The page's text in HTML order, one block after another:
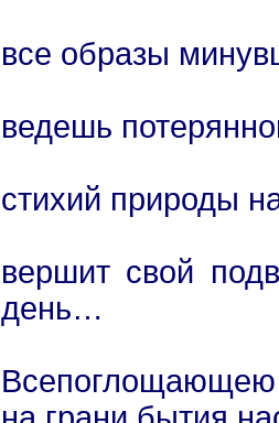
все образы
ведешь
стихий природы
вершит свой
день…
Всепоглощающею